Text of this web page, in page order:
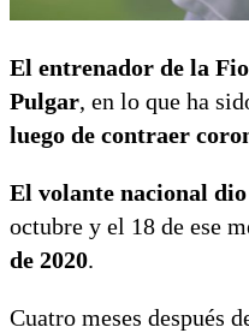
El entrenador de la
Pulgar, en lo que ha
luego de contraer
El volante nacional
octubre y el 18 de ese
de 2020.
Cuatro meses después